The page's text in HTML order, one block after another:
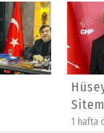
Sitem
1 hafta